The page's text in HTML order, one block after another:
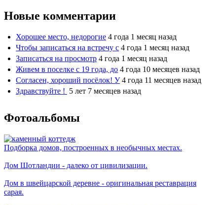
Новые комментарии
Хорошее место, недорогие 4 года 1 месяц назад
Чтобы записаться на встречу с 4 года 1 месяц назад
Записаться на просмотр 4 года 1 месяц назад
Живем в поселке с 19 года, до 4 года 10 месяцев назад
Согласен, хороший посёлок! У 4 года 11 месяцев назад
Здравствуйте ! 5 лет 7 месяцев назад
Фотоальбомы
Подборка домов, построенных в необычных местах.
Дом Шотландии - далеко от цивилизации.
Дом в швейцарской деревне - оригинальная реставрация
сарая.